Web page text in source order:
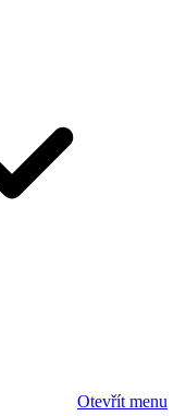
Otevřít menu